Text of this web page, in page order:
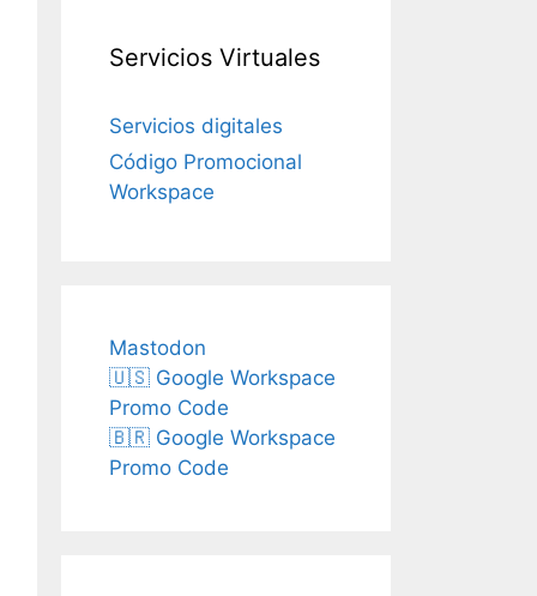
Servicios Virtuales
Servicios digitales
Código Promocional
Workspace
Mastodon
🇺🇸 Google Workspace
Promo Code
🇧🇷 Google Workspace
Promo Code